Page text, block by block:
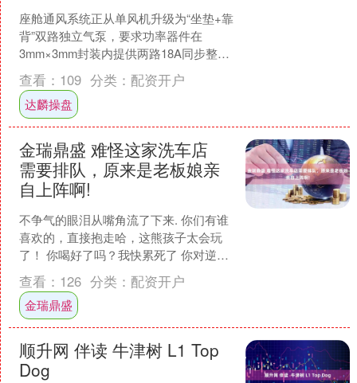
座舱通风系统正从单风机升级为“坐垫+靠
背”双路独立气泵，要求功率器件在
3mm×3mm封装内提供两路18A同步整
流，并对EMI、热阻和占板面积提出苛刻
要求。微硕W....
查看： 109 分类： 配资开户
达麟操盘
金瑞鼎盛 难怪这家洗车店
需要排队，原来是老板娘亲
自上阵啊!
不争气的眼泪从嘴角流了下来. 你们有谁
喜欢的，直接抱走哈，这熊孩子太会玩
了！ 你喝好了吗？我快累死了 你对逆袭
是不是有些误解？ 展开剩余90% 你相信
光吗？我相....
查看： 126 分类： 配资开户
金瑞鼎盛
顺升网 伴读 牛津树 L1 Top
Dog